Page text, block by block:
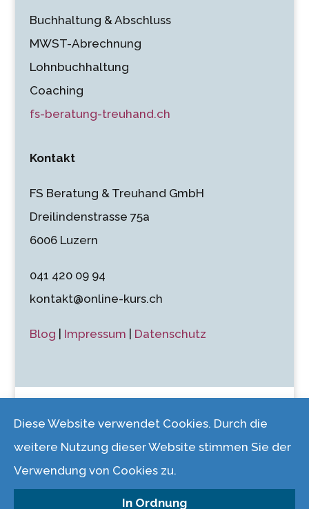
Buchhaltung & Abschluss
MWST-Abrechnung
Lohnbuchhaltung
Coaching
fs-beratung-treuhand.ch
Kontakt
FS Beratung & Treuhand GmbH
Dreilindenstrasse 75a
6006 Luzern
041 420 09 94
kontakt@online-kurs.ch
Blog | Impressum | Datenschutz
© 2026 FS Beratung & Treuhand GmbH |
Dreilindenstrasse 75a, 6006 Luzern
Diese Website verwendet Cookies. Durch die
weitere Nutzung dieser Website stimmen Sie der
Verwendung von Cookies zu.
In Ordnung